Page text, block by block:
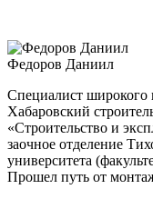
Федоров Даниил
Специалист
Хабаровский
«Строительство и
заочное отделение
университета
Прошел путь от